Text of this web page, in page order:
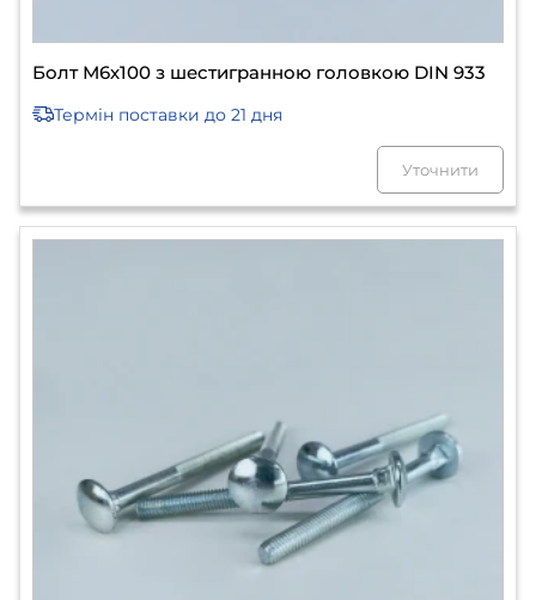
Болт М6х100 з шестигранною головкою DIN 933
Термін поставки до 21 дня
Уточнити